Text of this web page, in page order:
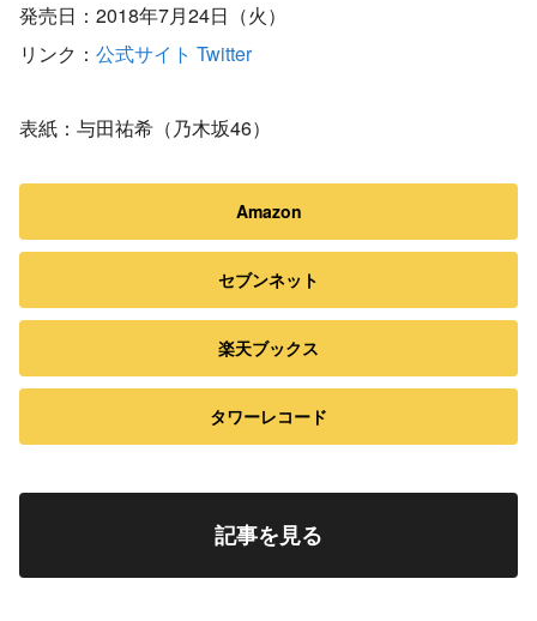
発売日：2018年7月24日（火）
リンク： 公式サイト Twitter
表紙：与田祐希（乃木坂46）
Amazon
セブンネット
楽天ブックス
タワーレコード
記事を見る